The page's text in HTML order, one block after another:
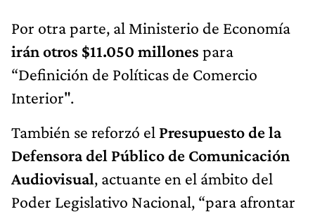
Por otra parte, al Ministerio de Economía
irán otros $11.050 millones para
“Definición de Políticas de Comercio
Interior".
También se reforzó el Presupuesto de la
Defensora del Público de Comunicación
Audiovisual, actuante en el ámbito del
Poder Legislativo Nacional, “para afrontar